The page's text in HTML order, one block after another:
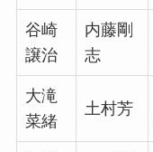
谷崎
譲治
内藤剛
志
大滝
菜緒
土村芳